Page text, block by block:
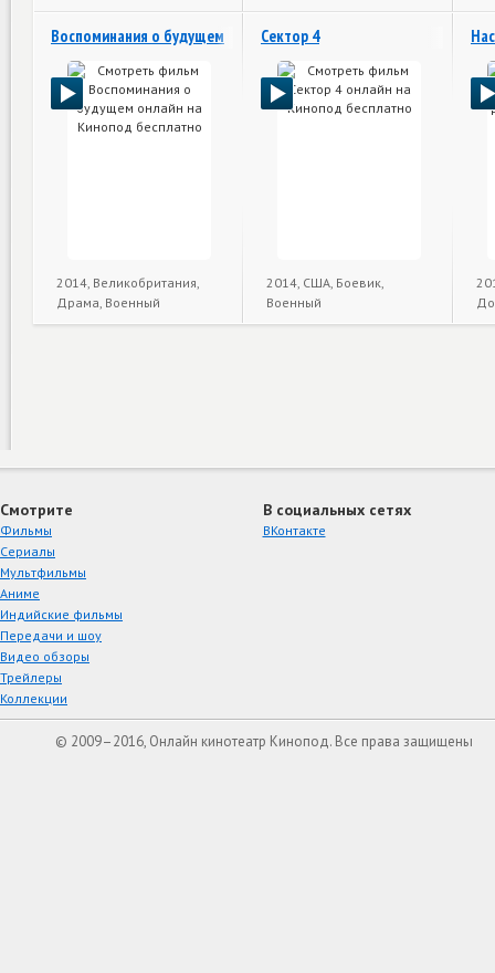
Воспоминания о будущем
2014, Великобритания,
Драма, Военный
Сектор 4
2014, США, Боевик,
Военный
Смотрите
Фильмы
Сериалы
Мультфильмы
Аниме
Индийские фильмы
Передачи и шоу
Видео обзоры
Трейлеры
Коллекции
В социальных сетях
ВКонтакте
© 2009–2016, Онлайн кинотеатр Кинопод. Все права защищены